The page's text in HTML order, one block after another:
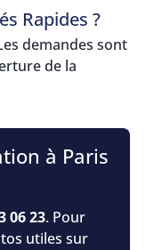
Rapides ?
demandes sont
de la
à Paris
06 23. Pour
utiles sur